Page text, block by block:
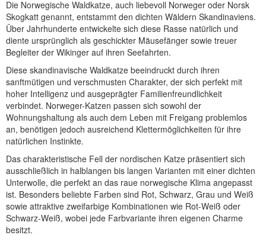
Die Norwegische Waldkatze, auch liebevoll Norweger oder Norsk
Skogkatt genannt, entstammt den dichten Wäldern Skandinaviens.
Über Jahrhunderte entwickelte sich diese Rasse natürlich und
diente ursprünglich als geschickter Mäusefänger sowie treuer
Begleiter der Wikinger auf ihren Seefahrten.
Diese skandinavische Waldkatze beeindruckt durch ihren
sanftmütigen und verschmusten Charakter, der sich perfekt mit
hoher Intelligenz und ausgeprägter Familienfreundlichkeit
verbindet. Norweger-Katzen passen sich sowohl der
Wohnungshaltung als auch dem Leben mit Freigang problemlos
an, benötigen jedoch ausreichend Klettermöglichkeiten für ihre
natürlichen Instinkte.
Das charakteristische Fell der nordischen Katze präsentiert sich
ausschließlich in halblangen bis langen Varianten mit einer dichten
Unterwolle, die perfekt an das raue norwegische Klima angepasst
ist. Besonders beliebte Farben sind Rot, Schwarz, Grau und Weiß
sowie attraktive zweifarbige Kombinationen wie Rot-Weiß oder
Schwarz-Weiß, wobei jede Farbvariante ihren eigenen Charme
besitzt.